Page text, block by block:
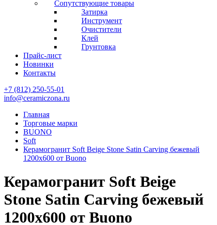
Сопутствующие товары
Затирка
Инструмент
Очистители
Клей
Грунтовка
Прайс-лист
Новинки
Контакты
+7 (812) 250-55-01
info@ceramiczona.ru
Главная
Торговые марки
BUONO
Soft
Керамогранит Soft Beige Stone Satin Carving бежевый
1200х600 от Buono
Керамогранит Soft Beige
Stone Satin Carving бежевый
1200х600 от Buono